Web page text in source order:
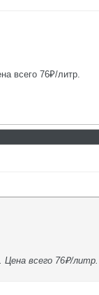
всего 76₽/литр.
Цена всего 76₽/литр.